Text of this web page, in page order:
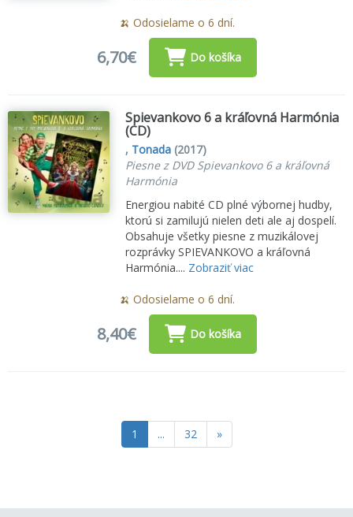
🍌 Odosielame o 6 dní.
6,70€ Do košíka
Spievankovo 6 a kráľovná Harmónia
(CD)
, Tonada (2017)
Piesne z DVD Spievankovo 6 a kráľovná
Harmónia
Energiou nabité CD plné výbornej hudby,
ktorú si zamilujú nielen deti ale aj dospelí.
Obsahuje všetky piesne z muzikálovej
rozprávky SPIEVANKOVO a kráľovná
Harmónia.... Zobraziť viac
🍌 Odosielame o 6 dní.
8,40€ Do košíka
1 ... 32 »